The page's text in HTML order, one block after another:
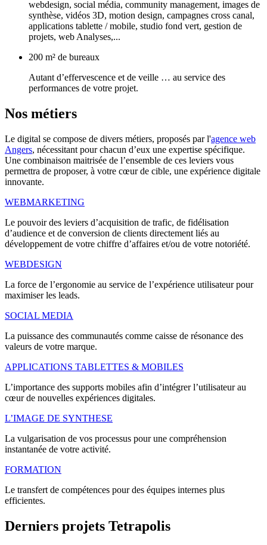
webdesign, social média, community management, images de
synthèse, vidéos 3D, motion design, campagnes cross canal,
applications tablette / mobile, studio fond vert, gestion de
projets, web Analyses,...
200 m² de bureaux
Autant d’effervescence et de veille … au service des
performances de votre projet.
Nos métiers
Le digital se compose de divers métiers, proposés par l'agence web
Angers, nécessitant pour chacun d’eux une expertise spécifique.
Une combinaison maitrisée de l’ensemble de ces leviers vous
permettra de proposer, à votre cœur de cible, une expérience digitale
innovante.
WEBMARKETING
Le pouvoir des leviers d’acquisition de trafic, de fidélisation
d’audience et de conversion de clients directement liés au
développement de votre chiffre d’affaires et/ou de votre notoriété.
WEBDESIGN
La force de l’ergonomie au service de l’expérience utilisateur pour
maximiser les leads.
SOCIAL MEDIA
La puissance des communautés comme caisse de résonance des
valeurs de votre marque.
APPLICATIONS TABLETTES & MOBILES
L’importance des supports mobiles afin d’intégrer l’utilisateur au
cœur de nouvelles expériences digitales.
L’IMAGE DE SYNTHESE
La vulgarisation de vos processus pour une compréhension
instantanée de votre activité.
FORMATION
Le transfert de compétences pour des équipes internes plus
efficientes.
Derniers projets Tetrapolis